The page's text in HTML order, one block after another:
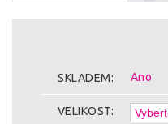
SKLADEM: Ano
VELIKOST: